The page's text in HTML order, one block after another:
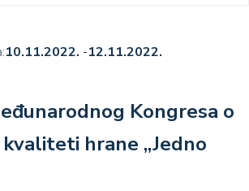
10.11.2022. -12.11.2022.
Kongresa o
hrane „Jedno